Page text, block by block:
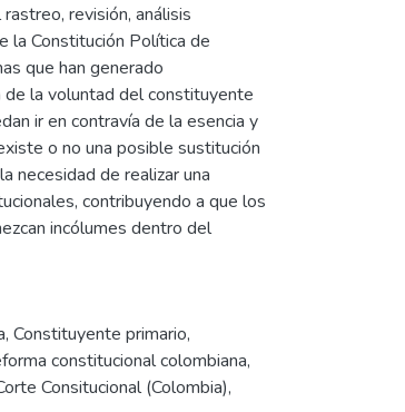
revisión, análisis
la Constitución Política de
que han generado
la voluntad del constituyente
ir en contravía de la esencia y
o no una posible sustitución
necesidad de realizar una
contribuyendo a que los
incólumes dentro del
, Constituyente primario,
constitucional colombiana,
Consitucional (Colombia),